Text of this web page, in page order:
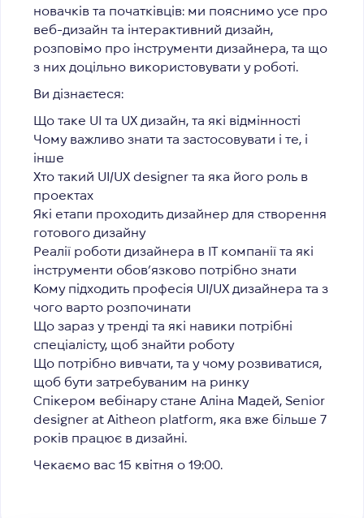
новачків та початківців: ми пояснимо усе про
веб-дизайн та інтерактивний дизайн,
розповімо про інструменти дизайнера, та що
з них доцільно використовувати у роботі.
Ви дізнаєтеся:
Що таке UI та UX дизайн, та які відмінності
Чому важливо знати та застосовувати і те, і
інше
Хто такий UI/UX designer та яка його роль в
проектах
Які етапи проходить дизайнер для створення
готового дизайну
Реалії роботи дизайнера в IT компанії та які
інструменти обов’язково потрібно знати
Кому підходить професія UI/UX дизайнера та з
чого варто розпочинати
Що зараз у тренді та які навики потрібні
спеціалісту, щоб знайти роботу
Що потрібно вивчати, та у чому розвиватися,
щоб бути затребуваним на ринку
Спікером вебінару стане Аліна Мадей, Senior
designer at Aitheon platform, яка вже більше 7
років працює в дизайні.
Чекаємо вас 15 квітня о 19:00.